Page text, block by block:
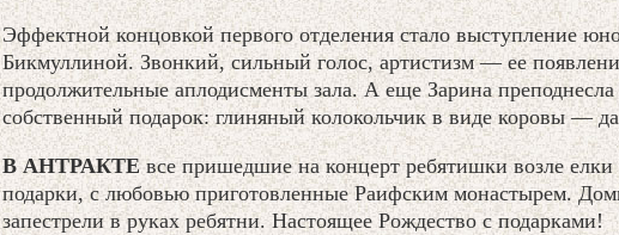
Эффектной концовкой первого отделения стало выступление
Бикмуллиной. Звонкий, сильный голос, артистизм — ее
продолжительные аплодисменты зала. А еще Зарина
собственный подарок: глиняный колокольчик в виде коровы —
В АНТРАКТЕвсе пришедшие на концерт ребятишки возле елки
подарки, с любовью приготовленные Раифским монастырем.
запестрели в руках ребятни. Настоящее Рождество с подарками!